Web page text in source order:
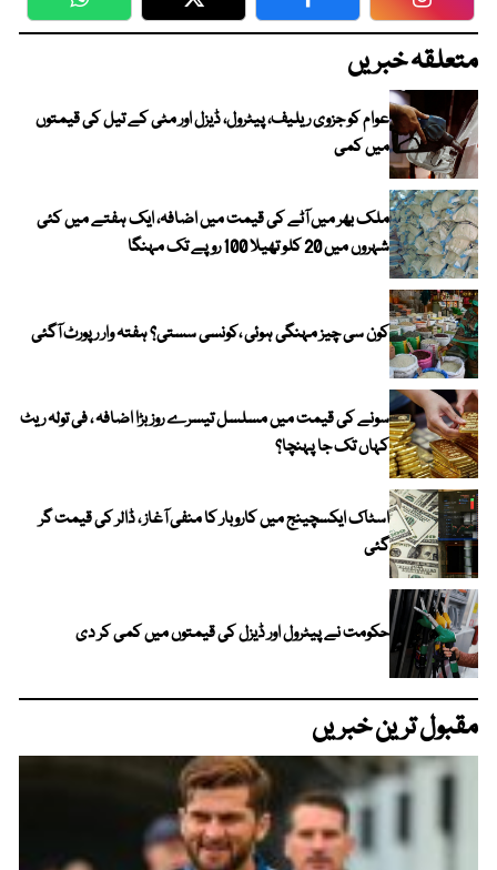
WhatsApp Twitter Facebook
متعلقہ خبریں
عوام کو جزوی ریلیف، پیٹرول، ڈیزل اور مٹی کے تیل کی قیمتوں
میں کمی
ملک بھر میں آٹے کی قیمت میں اضافہ، ایک ہفتے میں کئی
شہروں میں 20 کلو تھیلا 100 روپے تک مہنگا
کون سی چیز مہنگی ہوئی ،کونسی سستی؟ ہفتہ وار رپورٹ آگئی
سونے کی قیمت میں مسلسل تیسرے روز بڑا اضافہ ، فی تولہ ریٹ
کہاں تک جا پہنچا؟
اسٹاک ایکسچینج میں کاروبار کا منفی آغاز ، ڈالر کی قیمت گر
گئی
حکومت نے پیٹرول اور ڈیزل کی قیمتوں میں کمی کر دی
مقبول ترین خبریں